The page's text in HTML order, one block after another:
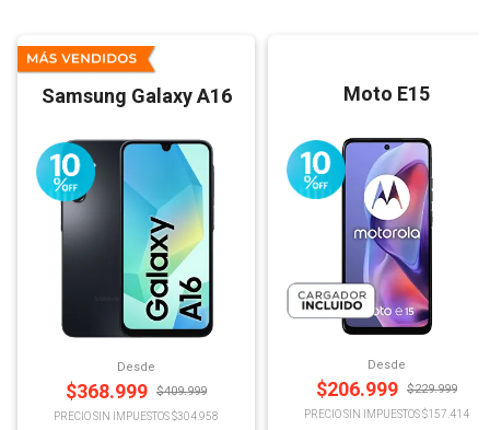
Samsung Galaxy A16
Desde
$368.999 $409.999
PRECIO SIN IMPUESTOS $304.958
Moto E15
Desde
$206.999 $229.999
PRECIO SIN IMPUESTOS $157.414